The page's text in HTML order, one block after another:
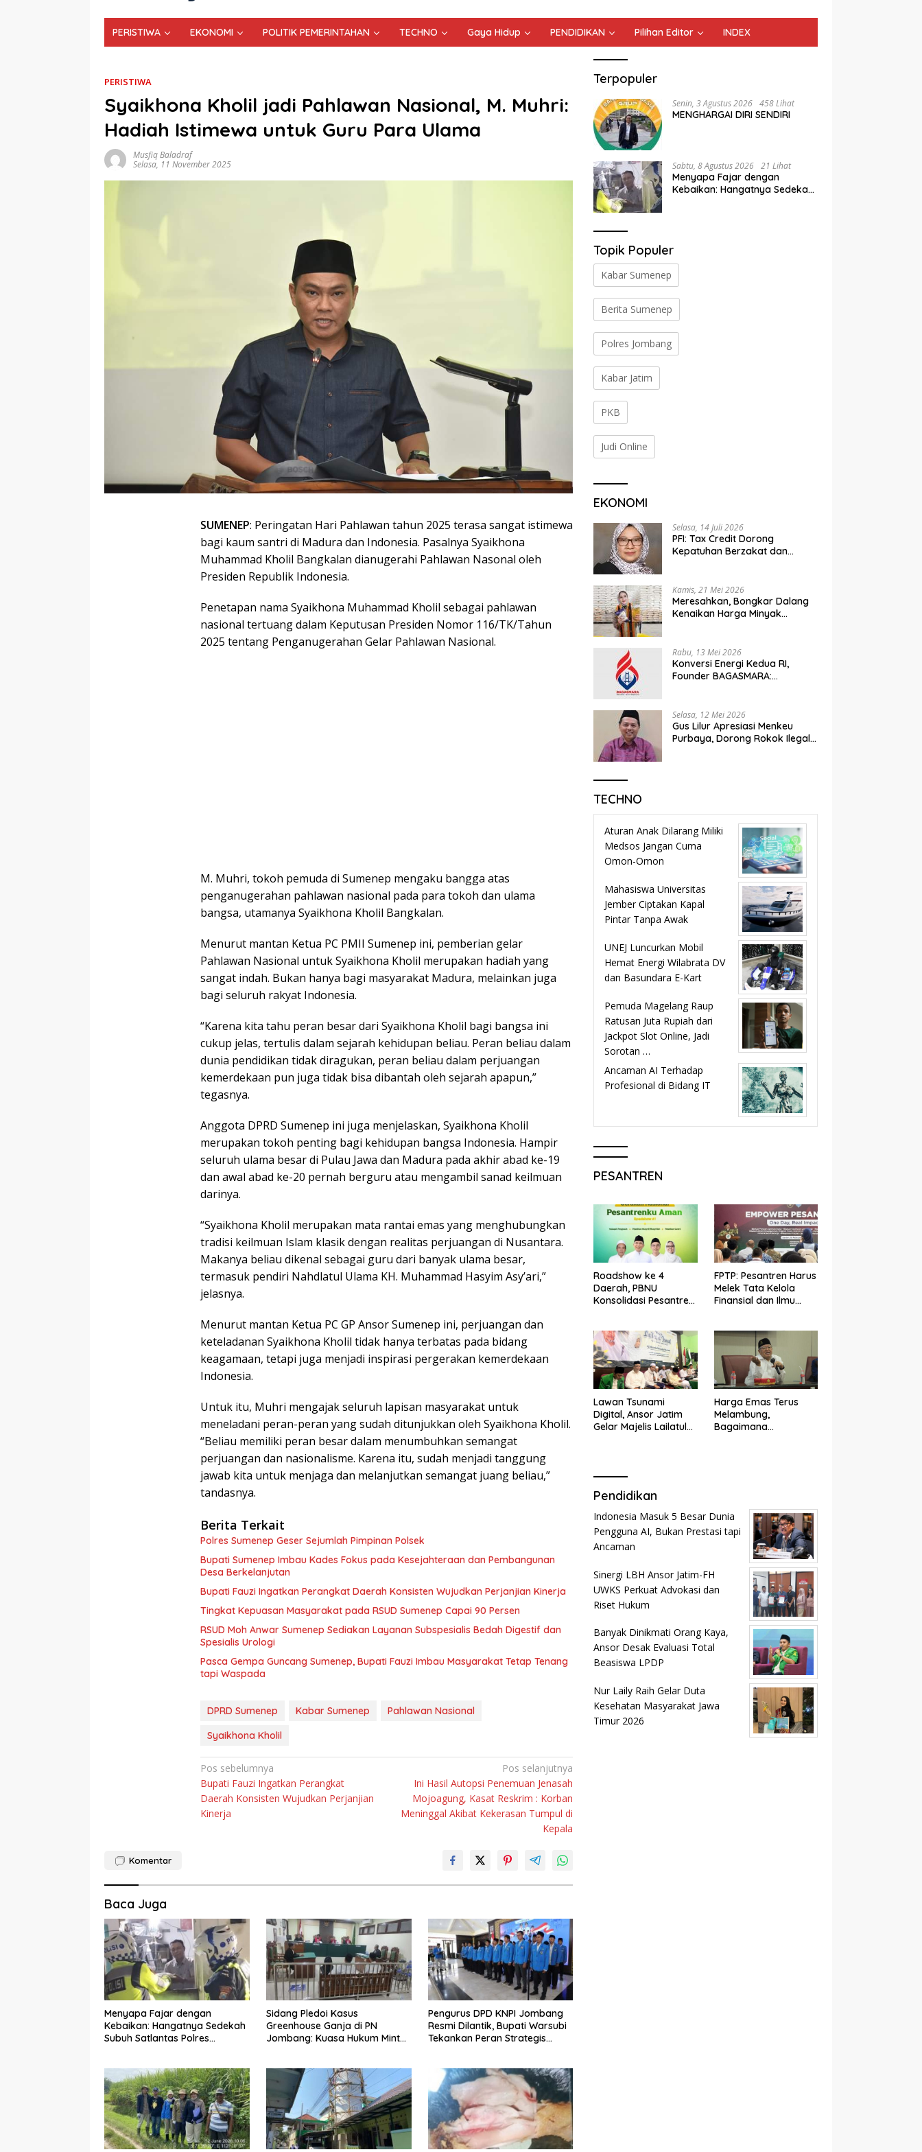
PERISTIWA EKONOMI POLITIK PEMERINTAHAN TECHNO Gaya Hidup PENDIDIKAN Pilihan Editor INDEX
PERISTIWA
Syaikhona Kholil jadi Pahlawan Nasional, M. Muhri:
Hadiah Istimewa untuk Guru Para Ulama
Musfiq Baladraf
Selasa, 11 November 2025
SUMENEP: Peringatan Hari Pahlawan tahun 2025 terasa sangat istimewa
bagi kaum santri di Madura dan Indonesia. Pasalnya Syaikhona
Muhammad Kholil Bangkalan dianugerahi Pahlawan Nasonal oleh
Presiden Republik Indonesia.
Penetapan nama Syaikhona Muhammad Kholil sebagai pahlawan
nasional tertuang dalam Keputusan Presiden Nomor 116/TK/Tahun
2025 tentang Penganugerahan Gelar Pahlawan Nasional.
M. Muhri, tokoh pemuda di Sumenep mengaku bangga atas
penganugerahan pahlawan nasional pada para tokoh dan ulama
bangsa, utamanya Syaikhona Kholil Bangkalan.
Menurut mantan Ketua PC PMII Sumenep ini, pemberian gelar
Pahlawan Nasional untuk Syaikhona Kholil merupakan hadiah yang
sangat indah. Bukan hanya bagi masyarakat Madura, melainkan juga
bagi seluruh rakyat Indonesia.
“Karena kita tahu peran besar dari Syaikhona Kholil bagi bangsa ini
cukup jelas, tertulis dalam sejarah kehidupan beliau. Peran beliau dalam
dunia pendidikan tidak diragukan, peran beliau dalam perjuangan
kemerdekaan pun juga tidak bisa dibantah oleh sejarah apapun,”
tegasnya.
Anggota DPRD Sumenep ini juga menjelaskan, Syaikhona Kholil
merupakan tokoh penting bagi kehidupan bangsa Indonesia. Hampir
seluruh ulama besar di Pulau Jawa dan Madura pada akhir abad ke-19
dan awal abad ke-20 pernah berguru atau mengambil sanad keilmuan
darinya.
“Syaikhona Kholil merupakan mata rantai emas yang menghubungkan
tradisi keilmuan Islam klasik dengan realitas perjuangan di Nusantara.
Makanya beliau dikenal sebagai guru dari banyak ulama besar,
termasuk pendiri Nahdlatul Ulama KH. Muhammad Hasyim Asy’ari,”
jelasnya.
Menurut mantan Ketua PC GP Ansor Sumenep ini, perjuangan dan
keteladanan Syaikhona Kholil tidak hanya terbatas pada bidang
keagamaan, tetapi juga menjadi inspirasi pergerakan kemerdekaan
Indonesia.
Untuk itu, Muhri mengajak seluruh lapisan masyarakat untuk
meneladani peran-peran yang sudah ditunjukkan oleh Syaikhona Kholil.
“Beliau memiliki peran besar dalam menumbuhkan semangat
perjuangan dan nasionalisme. Karena itu, sudah menjadi tanggung
jawab kita untuk menjaga dan melanjutkan semangat juang beliau,”
tandasnya.
Berita Terkait
Polres Sumenep Geser Sejumlah Pimpinan Polsek
Bupati Sumenep Imbau Kades Fokus pada Kesejahteraan dan Pembangunan
Desa Berkelanjutan
Bupati Fauzi Ingatkan Perangkat Daerah Konsisten Wujudkan Perjanjian Kinerja
Tingkat Kepuasan Masyarakat pada RSUD Sumenep Capai 90 Persen
RSUD Moh Anwar Sumenep Sediakan Layanan Subspesialis Bedah Digestif dan
Spesialis Urologi
Pasca Gempa Guncang Sumenep, Bupati Fauzi Imbau Masyarakat Tetap Tenang
tapi Waspada
DPRD Sumenep Kabar Sumenep
Pahlawan Nasional
Syaikhona Kholil
Navigasi
pos
Pos sebelumnya
Bupati Fauzi Ingatkan Perangkat
Daerah Konsisten Wujudkan Perjanjian
Kinerja
Pos selanjutnya
Ini Hasil Autopsi Penemuan Jenasah
Mojoagung, Kasat Reskrim : Korban
Meninggal Akibat Kekerasan Tumpul di
Kepala
Komentar
Baca Juga
Menyapa Fajar dengan
Kebaikan: Hangatnya Sedekah
Subuh Satlantas Polres
Sidang Pledoi Kasus
Greenhouse Ganja di PN
Jombang: Kuasa Hukum Minta
Pengurus DPD KNPI Jombang
Resmi Dilantik, Bupati Warsubi
Tekankan Peran Strategis
Terpopuler
Senin, 3 Agustus 2026 458 Lihat
MENGHARGAI DIRI SENDIRI
Sabtu, 8 Agustus 2026 21 Lihat
Menyapa Fajar dengan
Kebaikan: Hangatnya Sedekah
Topik Populer
Kabar Sumenep
Berita Sumenep
Polres Jombang
Kabar Jatim
PKB
Judi Online
EKONOMI
Selasa, 14 Juli 2026
PFI: Tax Credit Dorong
Kepatuhan Berzakat dan
Kamis, 21 Mei 2026
Meresahkan, Bongkar Dalang
Kenaikan Harga Minyak
Rabu, 13 Mei 2026
Konversi Energi Kedua RI,
Founder BAGASMARA:
Selasa, 12 Mei 2026
Gus Lilur Apresiasi Menkeu
Purbaya, Dorong Rokok Ilegal
TECHNO
Aturan Anak Dilarang Miliki
Medsos Jangan Cuma
Omon-Omon
Mahasiswa Universitas
Jember Ciptakan Kapal
Pintar Tanpa Awak
UNEJ Luncurkan Mobil
Hemat Energi Wilabrata DV
dan Basundara E-Kart
Pemuda Magelang Raup
Ratusan Juta Rupiah dari
Jackpot Slot Online, Jadi
Sorotan …
Ancaman AI Terhadap
Profesional di Bidang IT
PESANTREN
Roadshow ke 4
Daerah, PBNU
Konsolidasi Pesantren
FPTP: Pesantren Harus
Melek Tata Kelola
Finansial dan Ilmu
Lawan Tsunami
Digital, Ansor Jatim
Gelar Majelis Lailatul
Harga Emas Terus
Melambung,
Bagaimana
Pendidikan
Indonesia Masuk 5 Besar Dunia
Pengguna AI, Bukan Prestasi tapi
Ancaman
Sinergi LBH Ansor Jatim-FH
UWKS Perkuat Advokasi dan
Riset Hukum
Banyak Dinikmati Orang Kaya,
Ansor Desak Evaluasi Total
Beasiswa LPDP
Nur Laily Raih Gelar Duta
Kesehatan Masyarakat Jawa
Timur 2026